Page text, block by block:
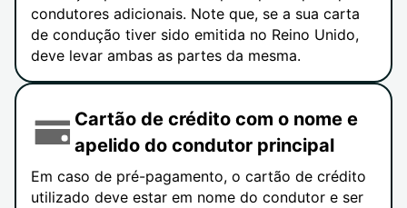
condutores adicionais. Note que, se a sua carta
de condução tiver sido emitida no Reino Unido,
deve levar ambas as partes da mesma.
Cartão de crédito com o nome e
apelido do condutor principal
Em caso de pré-pagamento, o cartão de crédito
utilizado deve estar em nome do condutor e ser